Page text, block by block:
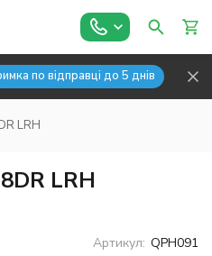
по відправці до 5 днів
LRH
LRH
Артикул: QPH091